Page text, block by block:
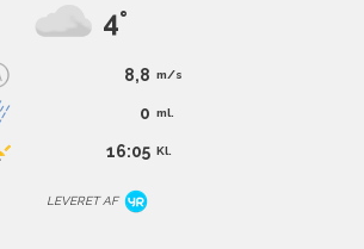
4°
8,8 m/s
0 ml.
16:05 Kl.
LEVERET AF